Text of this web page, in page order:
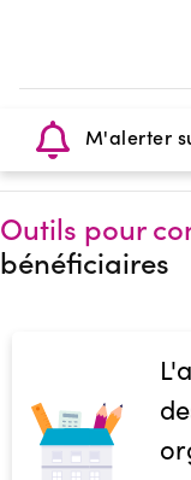
M'alerter
Outils pour
bénéficiaires